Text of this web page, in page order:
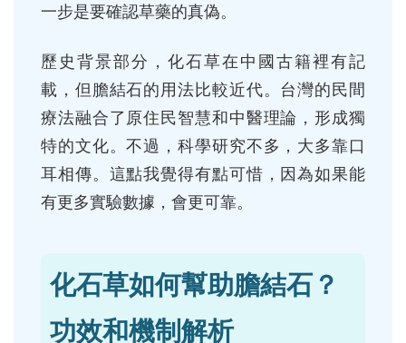
一步是要確認草藥的真偽。
歷史背景部分，化石草在中國古籍裡有記
載，但膽結石的用法比較近代。台灣的民間
療法融合了原住民智慧和中醫理論，形成獨
特的文化。不過，科學研究不多，大多靠口
耳相傳。這點我覺得有點可惜，因為如果能
有更多實驗數據，會更可靠。
化石草如何幫助膽結石？
功效和機制解析